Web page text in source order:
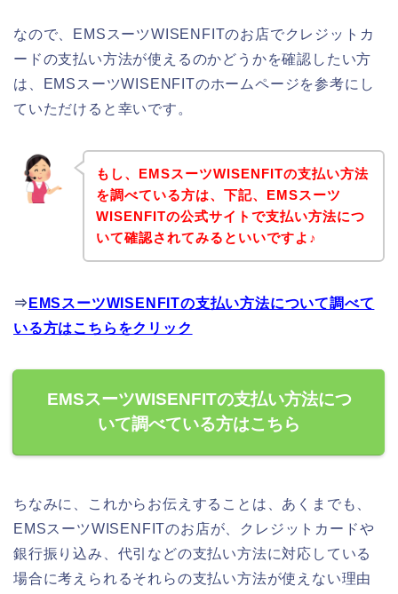
なので、EMSスーツWISENFITのお店でクレジットカ
ードの支払い方法が使えるのかどうかを確認したい方
は、EMSスーツWISENFITのホームページを参考にし
ていただけると幸いです。
もし、EMSスーツWISENFITの支払い方法
を調べている方は、下記、EMSスーツ
WISENFITの公式サイトで支払い方法につ
いて確認されてみるといいですよ♪
⇒ EMSスーツWISENFITの支払い方法について調べて
いる方はこちらをクリック
EMSスーツWISENFITの支払い方法につ
いて調べている方はこちら
ちなみに、これからお伝えすることは、あくまでも、
EMSスーツWISENFITのお店が、クレジットカードや
銀行振り込み、代引などの支払い方法に対応している
場合に考えられるそれらの支払い方法が使えない理由